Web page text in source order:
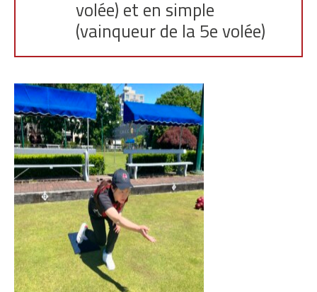
volée) et en simple
(vainqueur de la 5e volée)